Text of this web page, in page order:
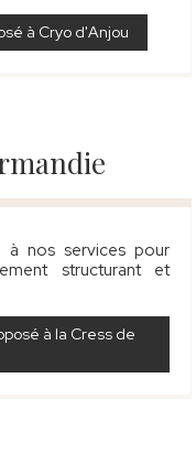
à Cryo d'Anjou
à nos services pour
structurant et
à la Cress de